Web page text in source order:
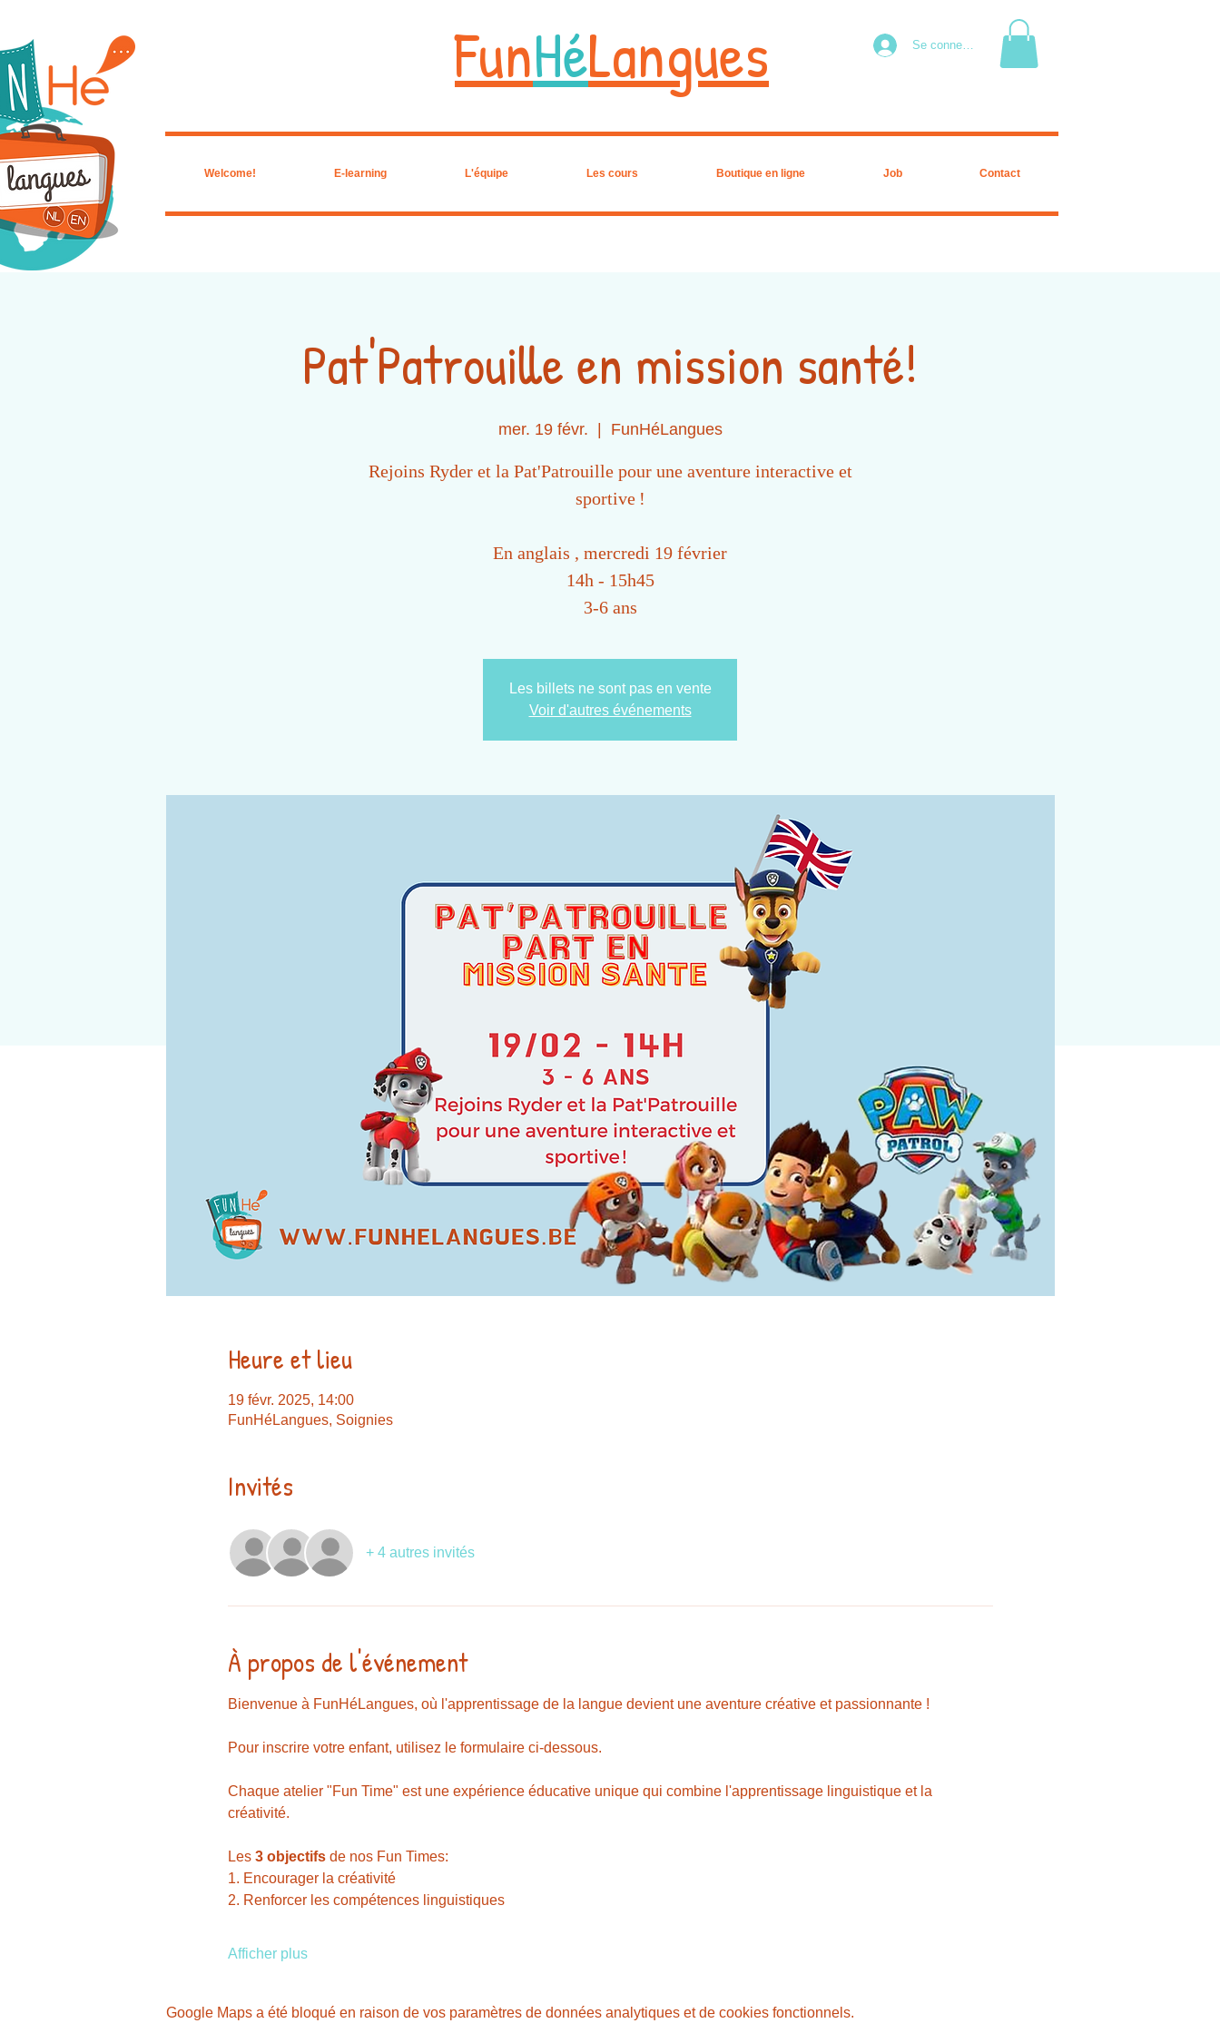
FunHéLangues Se connecter
Welcome! E-learning L'équipe Les cours Boutique en ligne Job Contact
Pat'Patrouille en mission santé!
mer. 19 févr. FunHéLangues
Rejoins Ryder et la Pat'Patrouille pour une aventure interactive et
sportive !
En anglais , mercredi 19 février
14h - 15h45
3-6 ans
Les billets ne sont pas en vente
Voir d'autres événements
Heure et lieu
19 févr. 2025, 14:00
FunHéLangues, Soignies
Invités
+ 4 autres invités
À propos de l'événement
Bienvenue à FunHéLangues, où l'apprentissage de la langue devient une aventure créative et passionnante !
Pour inscrire votre enfant, utilisez le formulaire ci-dessous.
Chaque atelier "Fun Time" est une expérience éducative unique qui combine l'apprentissage linguistique et la
créativité.
Les 3 objectifs de nos Fun Times:
1. Encourager la créativité
2. Renforcer les compétences linguistiques
Afficher plus
Google Maps a été bloqué en raison de vos paramètres de données analytiques et de cookies fonctionnels.